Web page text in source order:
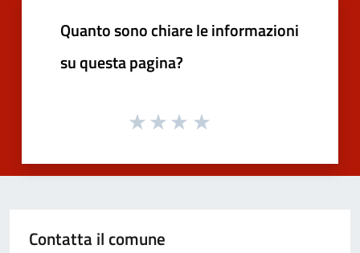
Quanto sono chiare le informazioni
su questa pagina?
Contatta il comune